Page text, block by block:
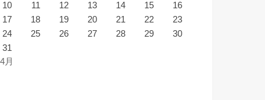
10
11 12 13 14 15
16
17
18 19 20 21 22
23
24
25 26 27 28 29
30
31
月